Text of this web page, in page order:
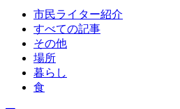
市民ライター紹介
すべての記事
その他
場所
暮らし
食